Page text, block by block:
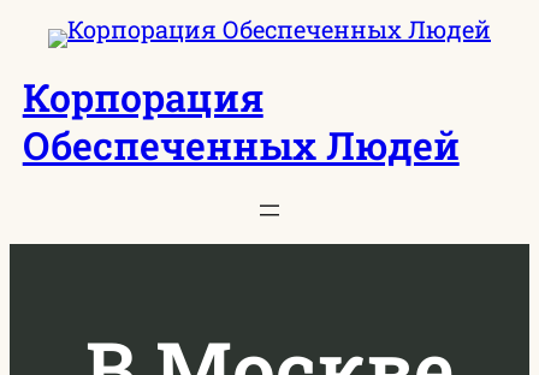
Перейти
содержимому
Корпорация
Обеспеченных Людей